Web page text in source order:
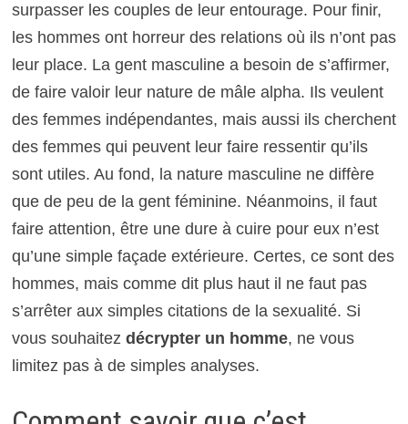
surpasser les couples de leur entourage. Pour finir,
les hommes ont horreur des relations où ils n’ont pas
leur place. La gent masculine a besoin de s’affirmer,
de faire valoir leur nature de mâle alpha. Ils veulent
des femmes indépendantes, mais aussi ils cherchent
des femmes qui peuvent leur faire ressentir qu’ils
sont utiles. Au fond, la nature masculine ne diffère
que de peu de la gent féminine. Néanmoins, il faut
faire attention, être une dure à cuire pour eux n’est
qu’une simple façade extérieure. Certes, ce sont des
hommes, mais comme dit plus haut il ne faut pas
s’arrêter aux simples citations de la sexualité. Si
vous souhaitez décrypter un homme, ne vous
limitez pas à de simples analyses.